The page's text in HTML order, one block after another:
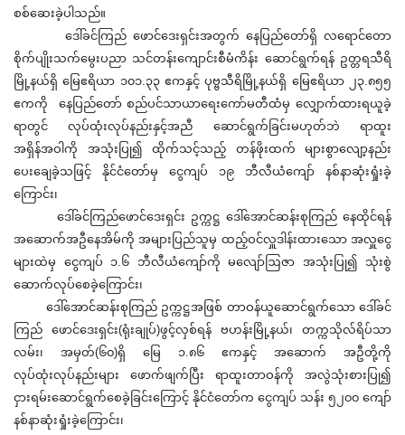
စစ်ဆေးခဲ့ပါသည်။
ဒေါ်ခင်ကြည် ဖောင်ဒေးရှင်းအတွက် နေပြည်တော်ရှိ လရောင်တော
စိုက်ပျိုးသက်မွေးပညာ သင်တန်းကျောင်းစီမံကိန်း ဆောင်ရွက်ရန် ဥတ္တရသီရိ
မြို့နယ်ရှိ မြေဧရိယာ ၁၀၁.၃၃ ဧကနှင့် ပုဗ္ဗသီရိမြို့နယ်ရှိ မြေဧရိယာ ၂၃.၈၅၅
ဧကကို နေပြည်တော် စည်ပင်သာယာရေးကော်မတီထံမှ လျှောက်ထားရယူခဲ့
ရာတွင် လုပ်ထုံးလုပ်နည်းနှင့်အညီ ဆောင်ရွက်ခြင်းမဟုတ်ဘဲ ရာထူး
အရှိန်အဝါကို အသုံးပြု၍ ထိုက်သင့်သည့် တန်ဖိုးထက် များစွာလျော့နည်း
ပေးချေခဲ့သဖြင့် နိုင်ငံတော်မှ ငွေကျပ် ၁၉ ဘီလီယံကျော် နစ်နာဆုံးရှုံးခဲ့
ကြောင်း၊
ဒေါ်ခင်ကြည်ဖောင်ဒေးရှင်း ဥက္ကဋ္ဌ ဒေါ်အောင်ဆန်းစုကြည် နေထိုင်ရန်
အဆောက်အဦနေအိမ်ကို အများပြည်သူမှ ထည့်ဝင်လှူဒါန်းထားသော အလှူငွေ
များထဲမှ ငွေကျပ် ၁.၆ ဘီလီယံကျော်ကို မလျော်ဩဇာ အသုံးပြု၍ သုံးစွဲ
ဆောက်လုပ်စေခဲ့ကြောင်း၊
ဒေါ်အောင်ဆန်းစုကြည် ဥက္ကဋ္ဌအဖြစ် တာဝန်ယူဆောင်ရွက်သော ဒေါ်ခင်
ကြည် ဖောင်ဒေးရှင်း(ရုံးချုပ်)ဖွင့်လှစ်ရန် ဗဟန်းမြို့နယ်၊ တက္ကသိုလ်ရိပ်သာ
လမ်း၊ အမှတ်(၆၀)ရှိ မြေ ၁.၈၆ ဧကနှင့် အဆောက် အဦတို့ကို
လုပ်ထုံးလုပ်နည်းများ ဖောက်ဖျက်ပြီး ရာထူးတာဝန်ကို အလွဲသုံးစားပြု၍
ငှားရမ်းဆောင်ရွက်စေခဲ့ခြင်းကြောင့် နိုင်ငံတော်က ငွေကျပ် သန်း ၅၂၀၀ ကျော်
နစ်နာဆုံးရှုံးခဲ့ကြောင်း၊